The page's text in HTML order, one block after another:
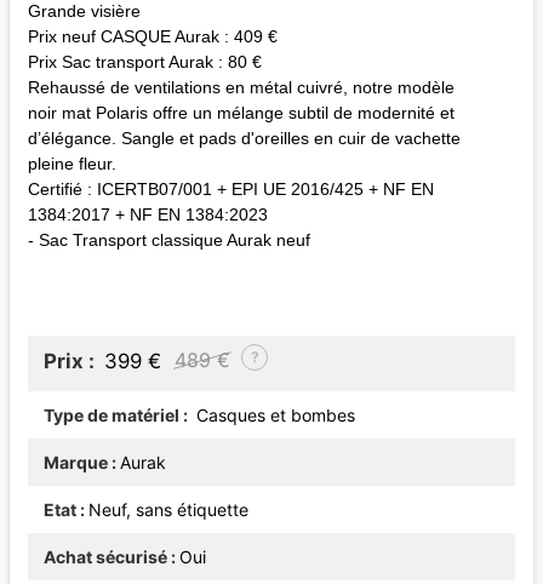
Grande visière
Prix neuf CASQUE Aurak : 409 €
Prix Sac transport Aurak : 80 €
Rehaussé de ventilations en métal cuivré, notre modèle
noir mat Polaris offre un mélange subtil de modernité et
d’élégance. Sangle et pads d'oreilles en cuir de vachette
pleine fleur.
Certifié : ICERTB07/001 + EPI UE 2016/425 + NF EN
1384:2017 + NF EN 1384:2023
- Sac Transport classique Aurak neuf
Prix 399 € 489 € ?
Type de matériel Casques et bombes
Marque Aurak
Etat Neuf, sans étiquette
Achat sécurisé Oui